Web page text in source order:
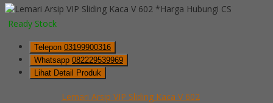
*Harga Hubungi CS
Ready Stock
Telepon 03199900316
Whatsapp 082229539969
Lihat Detail Produk
Lemari Arsip VIP Sliding Kaca V 602